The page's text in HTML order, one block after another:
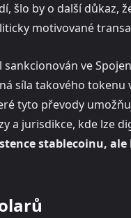
šlo by o další důkaz,
motivované
ve
síla takového tokenu
tyto převody
a jurisdikce, kde lze
stablecoinu,